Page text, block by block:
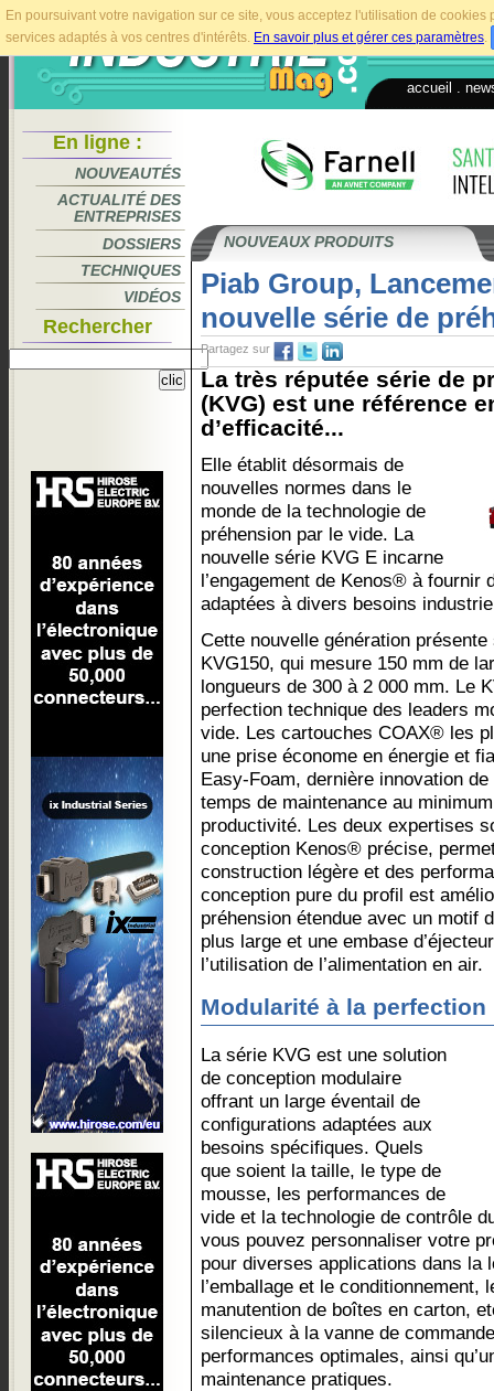
En poursuivant votre navigation sur ce site, vous acceptez l'utilisation de
services adaptés à vos centres d'intérêts. En savoir plus et gérer ces paramètres.
accueil
En ligne :
NOUVEAUTÉS
ACTUALITÉ DES
ENTREPRISES
DOSSIERS
TECHNIQUES
VIDÉOS
Rechercher
NOUVEAUX PRODUITS
Piab Group,
nouvelle série de
Partagez sur
La très réputée série de
(KVG) est une référence
d’efficacité...
Elle établit désormais de
nouvelles normes dans le
monde de la technologie de
préhension par le vide. La
nouvelle série KVG E incarne
l’engagement de Kenos® à fournir
adaptées à divers besoins
Cette nouvelle génération
KVG150, qui mesure 150 mm de
longueurs de 300 à 2 000 mm. Le
perfection technique des leaders
vide. Les cartouches COAX® les
une prise économe en énergie et
Easy-Foam, dernière innovation
temps de maintenance au
productivité. Les deux expertises
conception Kenos® précise,
construction légère et des
conception pure du profil est
préhension étendue avec un motif
plus large et une embase
l’utilisation de l’alimentation en air.
Modularité à la perfection
La série KVG est une solution
de conception modulaire
offrant un large éventail de
configurations adaptées aux
besoins spécifiques. Quels
que soient la taille, le type de
mousse, les performances de
vide et la technologie de contrôle
vous pouvez personnaliser votre
pour diverses applications dans la
l’emballage et le conditionnement,
manutention de boîtes en carton,
silencieux à la vanne de
performances optimales, ainsi
maintenance pratiques.